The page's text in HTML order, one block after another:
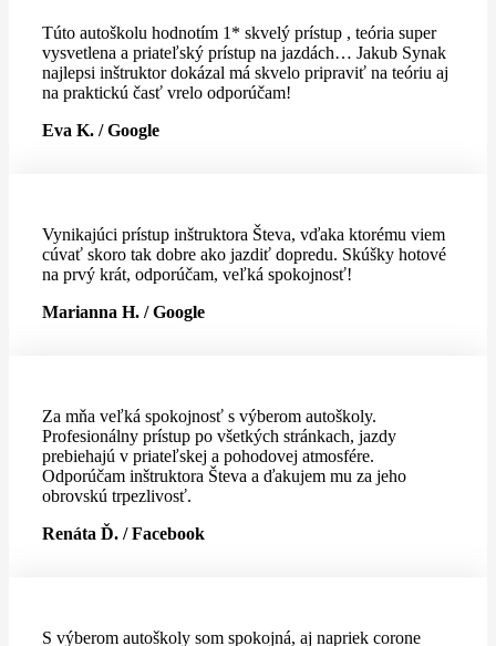
Túto autoškolu hodnotím 1* skvelý prístup , teória super
vysvetlena a priateľský prístup na jazdách… Jakub Synak
najlepsi inštruktor dokázal má skvelo pripraviť na teóriu aj
na praktickú časť vrelo odporúčam!
Eva K. / Google
Vynikajúci prístup inštruktora Števa, vďaka ktorému viem
cúvať skoro tak dobre ako jazdiť dopredu. Skúšky hotové
na prvý krát, odporúčam, veľká spokojnosť!
Marianna H. / Google
Za mňa veľká spokojnosť s výberom autoškoly.
Profesionálny prístup po všetkých stránkach, jazdy
prebiehajú v priateľskej a pohodovej atmosfére.
Odporúčam inštruktora Števa a ďakujem mu za jeho
obrovskú trpezlivosť.
Renáta Ď. / Facebook
S výberom autoškoly som spokojná, aj napriek corone